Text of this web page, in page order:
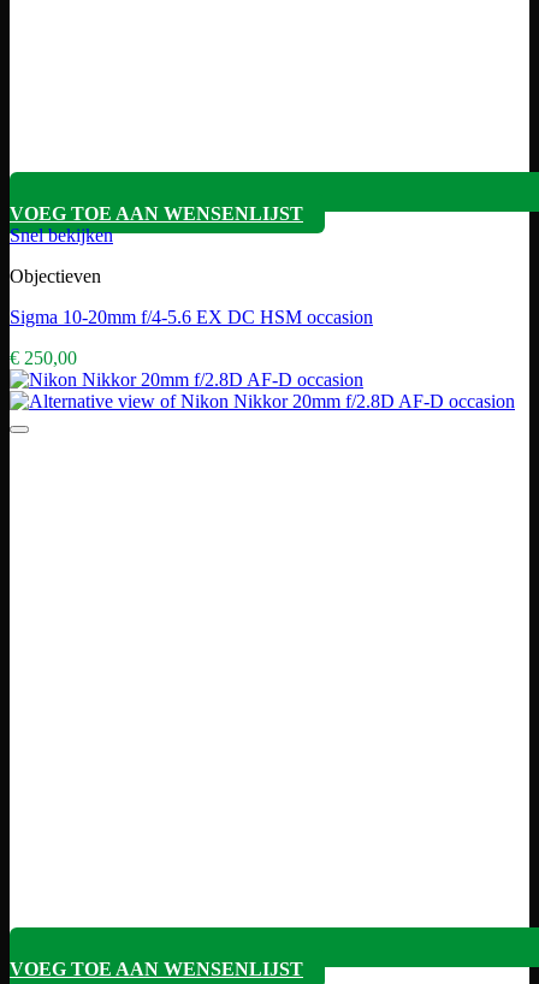
VOEG TOE AAN WENSENLIJST
Snel bekijken
Objectieven
Sigma 10-20mm f/4-5.6 EX DC HSM occasion
€ 250,00
VOEG TOE AAN WENSENLIJST